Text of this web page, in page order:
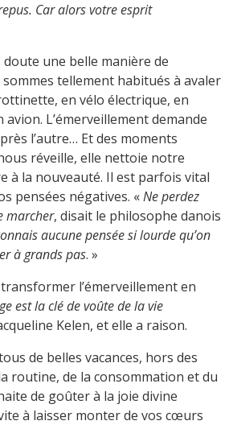
Car alors votre esprit
doute une belle manière de
sommes tellement habitués à avaler
en vélo électrique, en
L’émerveillement demande
l’autre… Et des moments
réveille, elle nettoie notre
à la nouveauté. Il est parfois vital
pensées négatives. «Ne perdez
marcher, disait le philosophe danois
aucune pensée si lourde qu’on
à grands pas. »
l’émerveillement en
est la clé de voûte de la vie
Kelen, et elle a raison.
de belles vacances, hors des
routine, de la consommation et du
de goûter à la joie divine
à laisser monter de vos cœurs